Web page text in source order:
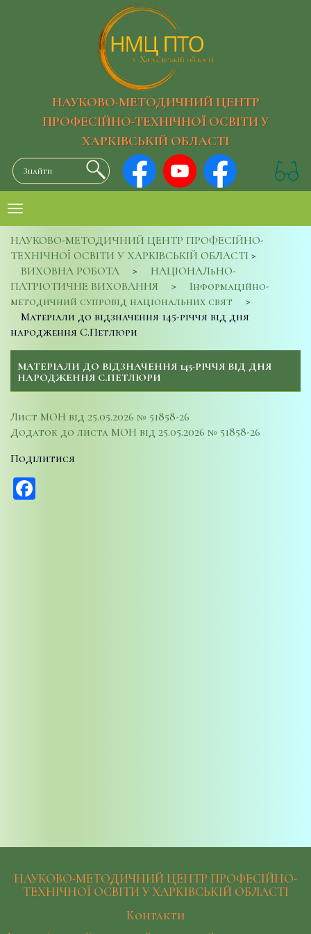
НАУКОВО-МЕТОДИЧНИЙ ЦЕНТР
ПРОФЕСІЙНО-ТЕХНІЧНОЇ ОСВІТИ У
ХАРКІВСЬКІЙ ОБЛАСТІ
НАУКОВО-МЕТОДИЧНИЙ ЦЕНТР ПРОФЕСІЙНО-
ТЕХНІЧНОЇ ОСВІТИ У ХАРКІВСЬКІЙ ОБЛАСТІ >
ВИХОВНА РОБОТА
>
НАЦІОНАЛьНО-
ПАТРІОТИЧНЕ ВИХОВАННЯ
>
Інформаційно-
методичний супровід національних свят
>
Матеріали до відзначення 145-річчя від дня
народження С.Петлюри
МАТЕРІАЛИ ДО ВІДЗНАЧЕННЯ 145-РІЧЧЯ ВІД ДНЯ
НАРОДЖЕННЯ С.ПЕТЛЮРИ
Лист МОН від 25.05.2026 № 51858-26
Додаток до листа МОН від 25.05.2026 № 51858-26
Поділитися
НАУКОВО-МЕТОДИЧНИЙ ЦЕНТР ПРОФЕСІЙНО-
ТЕХНІЧНОЇ ОСВІТИ У ХАРКІВСЬКІЙ ОБЛАСТІ
Контакти